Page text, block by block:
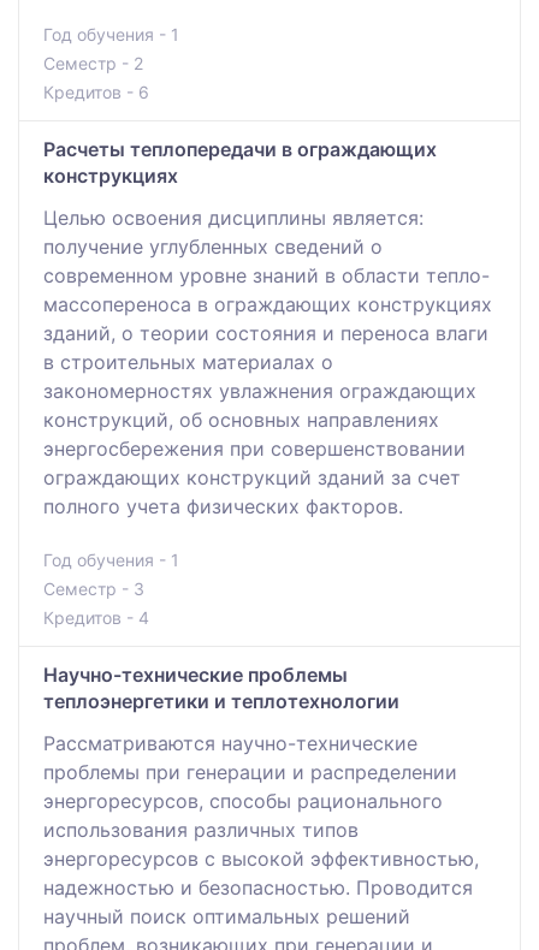
Год обучения - 1
Семестр - 2
Кредитов - 6
Расчеты теплопередачи в ограждающих
конструкциях
Целью освоения дисциплины является:
получение углубленных сведений о
современном уровне знаний в области тепло-
массопереноса в ограждающих конструкциях
зданий, о теории состояния и переноса влаги
в строительных материалах о
закономерностях увлажнения ограждающих
конструкций, об основных направлениях
энергосбережения при совершенствовании
ограждающих конструкций зданий за счет
полного учета физических факторов.
Год обучения - 1
Семестр - 3
Кредитов - 4
Научно-технические проблемы
теплоэнергетики и теплотехнологии
Рассматриваются научно-технические
проблемы при генерации и распределении
энергоресурсов, способы рационального
использования различных типов
энергоресурсов с высокой эффективностью,
надежностью и безопасностью. Проводится
научный поиск оптимальных решений